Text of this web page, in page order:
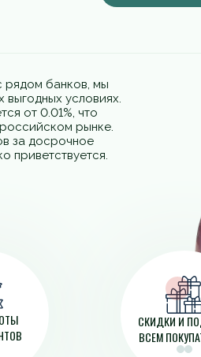
рядом банков, мы
выгодных условиях.
от 0.01%, что
рынке.
за досрочное
приветствуется.
СКИДКИ И
ВСЕМ